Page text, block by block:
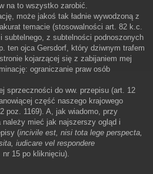
na to wszystko zarobić.
może jakoś tak ładnie wywodzoną z
temacie (stosowalności art. 82 k.c.
subtelnego, z subtelności podnoszonych
ten ojca Gersdorf, który dziwnym trafem
kojarzącej się z zabijaniem mej
ograniczanie praw osób
sprzeczności do ww. przepisu (art. 12
część naszego krajowego
poz. 1169). A, jak wiadomo, przy
należy mieć jak najszerszy ogląd i
(incivile est, nisi tota lege perspecta,
iudicare vel respondere
, nr 15 po kliknięciu).